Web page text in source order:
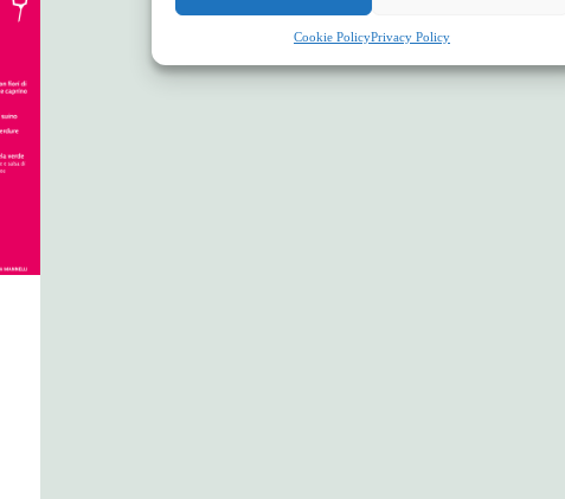
Cookie PolicyPrivacy Policy